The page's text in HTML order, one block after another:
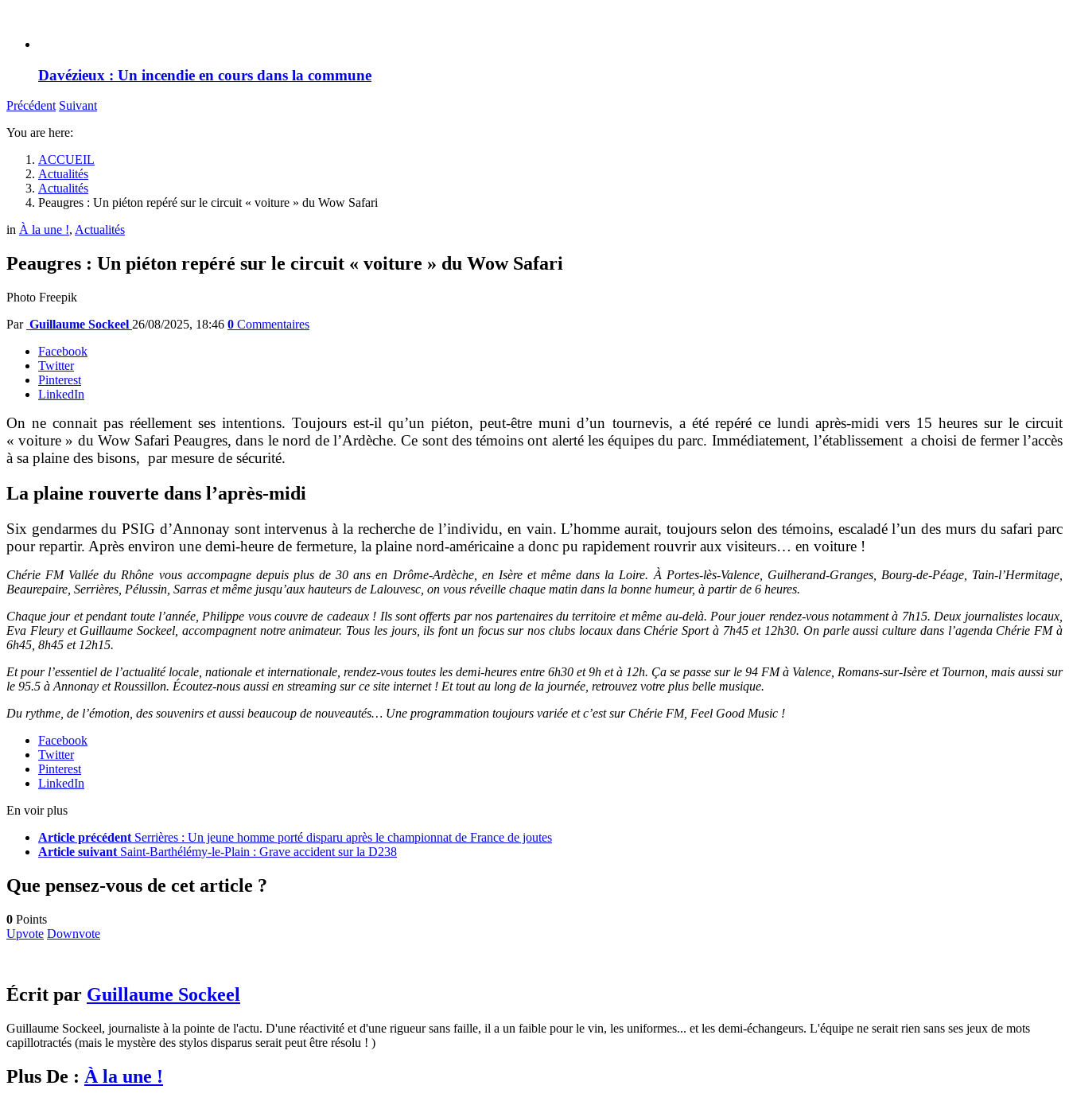
Davézieux : Un incendie en cours dans la commune
Précédent Suivant
You are here:
ACCUEIL
Actualités
Actualités
Peaugres : Un piéton repéré sur le circuit « voiture » du Wow Safari
in À la une !, Actualités
Peaugres : Un piéton repéré sur le circuit « voiture » du Wow Safari
Photo Freepik
Par Guillaume Sockeel 26/08/2025, 18:46 0 Commentaires
Facebook
Twitter
Pinterest
LinkedIn
On ne connait pas réellement ses intentions. Toujours est-il qu’un piéton, peut-être muni d’un tournevis, a été repéré ce lundi après-midi vers 15 heures sur le circuit
« voiture » du Wow Safari Peaugres, dans le nord de l’Ardèche. Ce sont des témoins ont alerté les équipes du parc. Immédiatement, l’établissement a choisi de fermer l’accès
à sa plaine des bisons, par mesure de sécurité.
La plaine rouverte dans l’après-midi
Six gendarmes du PSIG d’Annonay sont intervenus à la recherche de l’individu, en vain. L’homme aurait, toujours selon des témoins, escaladé l’un des murs du safari parc
pour repartir. Après environ une demi-heure de fermeture, la plaine nord-américaine a donc pu rapidement rouvrir aux visiteurs… en voiture !
Chérie FM Vallée du Rhône vous accompagne depuis plus de 30 ans en Drôme-Ardèche, en Isère et même dans la Loire. À Portes-lès-Valence, Guilherand-Granges, Bourg-de-Péage, Tain-l’Hermitage,
Beaurepaire, Serrières, Pélussin, Sarras et même jusqu’aux hauteurs de Lalouvesc, on vous réveille chaque matin dans la bonne humeur, à partir de 6 heures.
Chaque jour et pendant toute l’année, Philippe vous couvre de cadeaux ! Ils sont offerts par nos partenaires du territoire et même au-delà. Pour jouer rendez-vous notamment à 7h15. Deux journalistes locaux,
Eva Fleury et Guillaume Sockeel, accompagnent notre animateur. Tous les jours, ils font un focus sur nos clubs locaux dans Chérie Sport à 7h45 et 12h30. On parle aussi culture dans l’agenda Chérie FM à
6h45, 8h45 et 12h15.
Et pour l’essentiel de l’actualité locale, nationale et internationale, rendez-vous toutes les demi-heures entre 6h30 et 9h et à 12h. Ça se passe sur le 94 FM à Valence, Romans-sur-Isère et Tournon, mais aussi sur
le 95.5 à Annonay et Roussillon. Écoutez-nous aussi en streaming sur ce site internet ! Et tout au long de la journée, retrouvez votre plus belle musique.
Du rythme, de l’émotion, des souvenirs et aussi beaucoup de nouveautés… Une programmation toujours variée et c’est sur Chérie FM, Feel Good Music !
Facebook
Twitter
Pinterest
LinkedIn
En voir plus
Article précédent Serrières : Un jeune homme porté disparu après le championnat de France de joutes
Article suivant Saint-Barthélémy-le-Plain : Grave accident sur la D238
Que pensez-vous de cet article ?
0 Points
Upvote Downvote
Écrit par Guillaume Sockeel
Guillaume Sockeel, journaliste à la pointe de l'actu. D'une réactivité et d'une rigueur sans faille, il a un faible pour le vin, les uniformes... et les demi-échangeurs. L'équipe ne serait rien sans ses jeux de mots
capillotractés (mais le mystère des stylos disparus serait peut être résolu ! )
Plus De : À la une !